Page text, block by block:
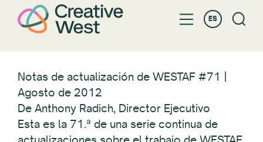
ES
Notas de actualización de WESTAF #71 |
Agosto de 2012
De Anthony Radich, Director Ejecutivo
Esta es la 71.ª de una serie continua de